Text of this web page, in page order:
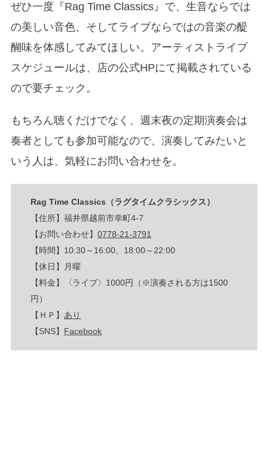
ぜひ一度『Rag Time Classics』で、生音ならでは
の美しい音色、そしてライブならではの音楽の醍
醐味を体感してみてほしい。アーティストライブ
スケジュールは、店の公式HPにて掲載されている
ので要チェック。
もちろん聴くだけでなく、週末夜の定期演奏会は
奏者としても参加可能なので、演奏してみたいと
いう人は、気軽にお問い合わせを。
Rag Time Classics（ラグタイムクラシックス）
【住所】福井県越前市幸町4-7
【お問い合わせ】0778-21-3791
【時間】10:30～16:00、18:00～22:00
【休日】月曜
【料金】〈ライブ〉1000円（※演奏される方は1500
円）
【ＨＰ】 あり
【SNS】 Facebook